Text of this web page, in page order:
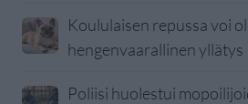
Koululaisen repussa voi
hengenvaarallinen yllätys
Poliisi huolestui